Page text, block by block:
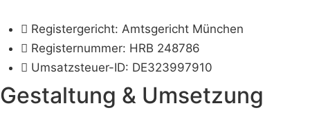
Registergericht: Amtsgericht München
Registernummer: HRB 248786
Umsatzsteuer-ID: DE323997910
Gestaltung & Umsetzung